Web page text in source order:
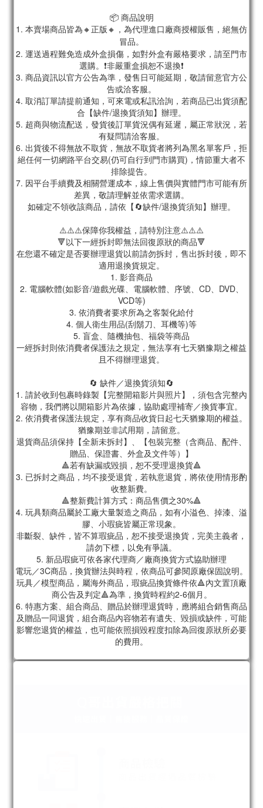
📦 商品說明
1. 本賣場商品皆為🔸正版🔸，為代理進口廠商授權販售，絕無仿
冒品。
2. 運送過程難免造成外盒損傷，如對外盒有嚴格要求，請至門市
選購。❗非嚴重盒損恕不退換❗
3. 商品資訊以官方公告為準，發售日可能延期，敬請留意官方公
告或洽客服。
4. 取消訂單請提前通知，可來電或私訊洽詢，若商品已出貨須配
合【缺件/退換貨須知】辦理。
5. 超商與物流配送，發貨後訂單貨況偶有延遲，屬正常狀況，若
有疑問請洽客服。
6. 出貨後不得無故不取貨，無故不取貨者將列為黑名單客戶，拒
絕任何一切網路平台交易(仍可自行到門市購買)，情節重大者不
排除提告。
7. 因平台手續費及相關營運成本，線上售價與實體門市可能有所
差異，敬請理解並依需求選購。
如確定不領收該商品，請依【🔄缺件/退換貨須知】辦理。
⚠️⚠️⚠️保障你我權益，請特別注意⚠️⚠️⚠️
🔻以下一經拆封即無法回復原狀的商品🔻
在您還不確定是否要辦理退貨以前請勿拆封，售出拆封後，即不
適用退換貨規定。
1. 影音商品
2. 電腦軟體(如影音/遊戲光碟、電腦軟體、序號、CD、DVD、
VCD等)
3. 依消費者要求所為之客製化給付
4. 個人衛生用品(刮鬍刀、耳機等)等
5. 盲盒、隨機抽包、福袋等商品
一經拆封則依消費者保護法之規定，無法享有七天猶豫期之權益
且不得辦理退貨。
🔄 缺件／退換貨須知🔄
1. 請於收到包裹時錄製【完整開箱影片與照片】，須包含完整內
容物，我們將以開箱影片為依據，協助處理補寄／換貨事宜。
2. 依消費者保護法規定，享有商品收貨日起七天猶豫期的權益。
猶豫期並非試用期，請留意。
退貨商品須保持【全新未拆封】、【包裝完整（含商品、配件、
贈品、保證書、外盒及文件等）】
🔺若有缺漏或毀損，恕不受理退換貨🔺
3. 已拆封之商品，均不接受退貨，若執意退貨，將依使用情形酌
收整新費。
🔺整新費計算方式：商品售價之30%🔺
4. 玩具類商品屬於工廠大量製造之商品，如有小溢色、掉漆、溢
膠、小瑕疵皆屬正常現象。
非斷裂、缺件，皆不算瑕疵品，恕不接受退換貨，完美主義者，
請勿下標，以免有爭議。
5. 新品瑕疵可依各家代理商／廠商換貨方式協助辦理
電玩／3C商品，換貨辦法與時程，依商品可參閱原廠保固說明。
玩具／模型商品，屬海外商品，瑕疵品換貨條件依🔺內文置頂廠
商公告及判定🔺為準，換貨時程約2-6個月。
6. 特惠方案、組合商品、贈品於辦理退貨時，應將組合銷售商品
及贈品一同退貨，組合商品內容物若有遺失、毀損或缺件，可能
影響您退貨的權益，也可能依照損毀程度扣除為回復原狀所必要
的費用。